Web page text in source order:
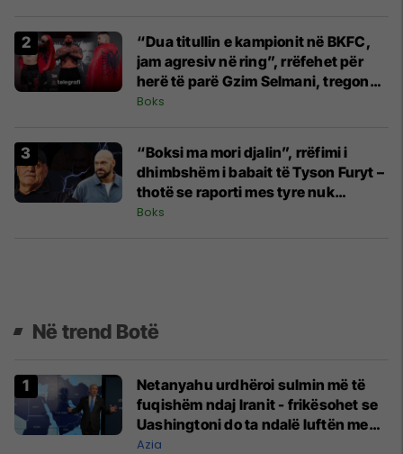
“Dua titullin e kampionit në BKFC,
jam agresiv në ring”, rrëfehet për
herë të parë Gzim Selmani, tregon
nga erdhi nofka “Albanian Psycho”
Boks
“Boksi ma mori djalin”, rrëfimi i
dhimbshëm i babait të Tyson Furyt –
thotë se raporti mes tyre nuk
ekziston
Boks
Në trend Botë
Netanyahu urdhëroi sulmin më të
fuqishëm ndaj Iranit - frikësohet se
Uashingtoni do ta ndalë luftën me
Teheranin
Azia